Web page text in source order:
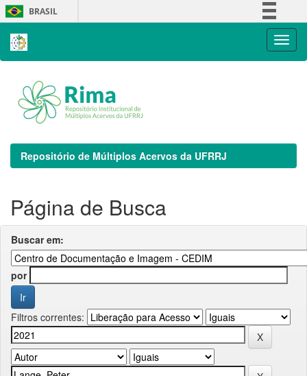
Skip
navigation
BRASIL
Repositório de Múltiplos Acervos da UFRRJ
Página de Busca
Buscar em:
por
Filtros correntes: